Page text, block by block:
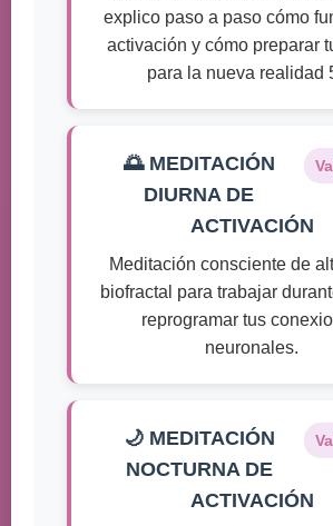
explico paso a paso cómo
activación y cómo preparar
para la nueva realidad
🌅 MEDITACIÓN
DIURNA DE
ACTIVACIÓN
Meditación consciente de
biofractal para trabajar
reprogramar tus
neuronales.
🌙 MEDITACIÓN
NOCTURNA DE
ACTIVACIÓN